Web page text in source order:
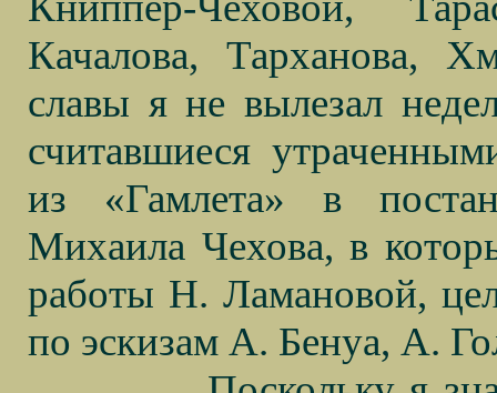
Качалова, Тарханова,
славы я не вылезал
считавшиеся
из «Гамлета» в
Михаила Чехова, в
работы Н. Ламановой,
по эскизам А. Бенуа, А.